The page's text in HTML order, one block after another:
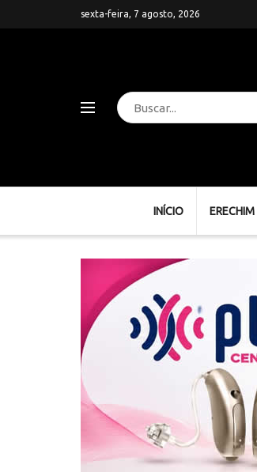
sexta-feira, 7 agosto, 2026
INÍCIO ERECHIM